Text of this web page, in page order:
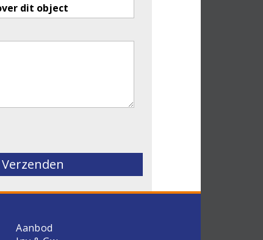
Aanbod